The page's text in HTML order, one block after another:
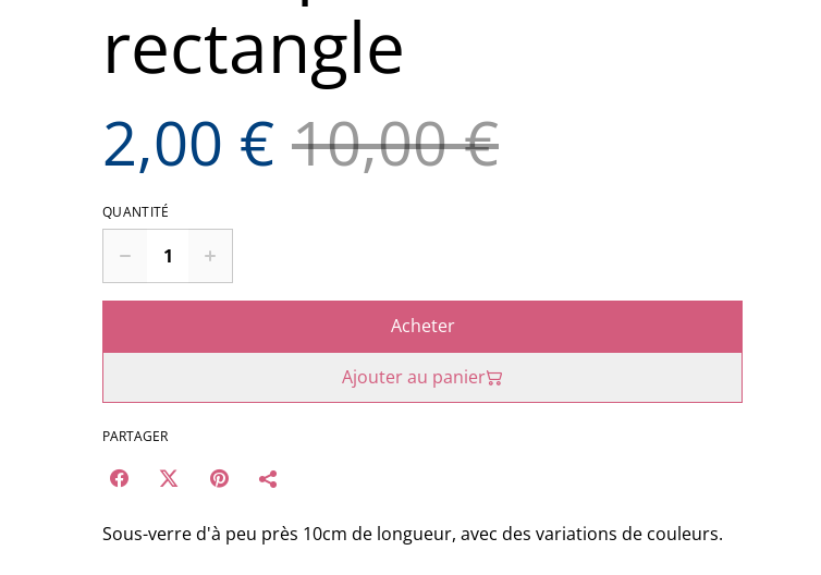
rectangle
2,00 € 10,00 €
QUANTITÉ
Acheter
Ajouter au panier
PARTAGER
Sous-verre d'à peu près 10cm de longueur, avec des variations de couleurs.